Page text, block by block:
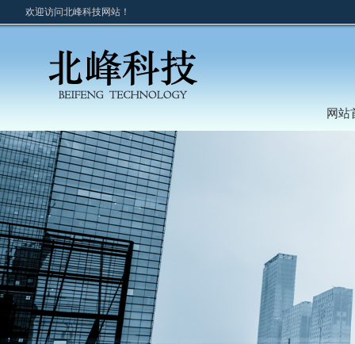
欢迎访问北峰科技网站！
网站